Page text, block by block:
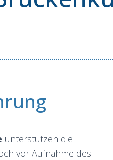
unterstützen die
vor Aufnahme des